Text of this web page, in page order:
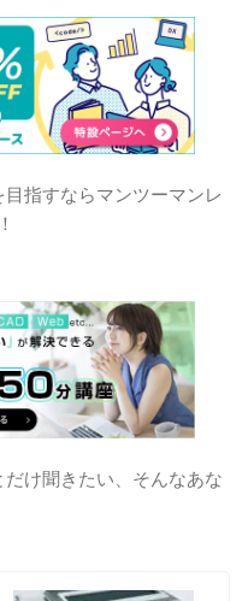
指すならマンツーマンレ
け聞きたい、そんなあな